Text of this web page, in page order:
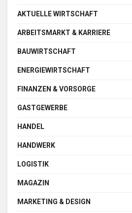
AKTUELLE WIRTSCHAFT
ARBEITSMARKT & KARRIERE
BAUWIRTSCHAFT
ENERGIEWIRTSCHAFT
FINANZEN & VORSORGE
GASTGEWERBE
HANDEL
HANDWERK
LOGISTIK
MAGAZIN
MARKETING & DESIGN